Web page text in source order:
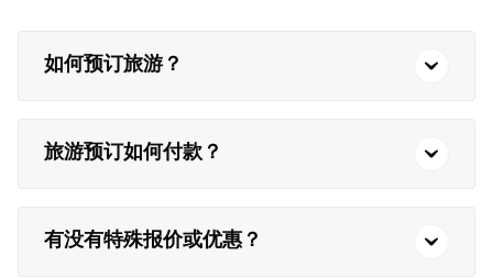
如何预订旅游？
旅游预订如何付款？
有没有特殊报价或优惠？